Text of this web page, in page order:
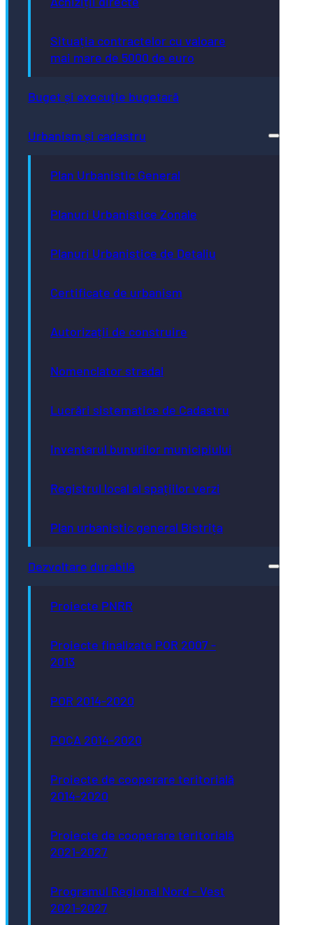
Situația contractelor cu valoare
mai mare de 5000 de euro
Buget și execuție bugetară
Urbanism și cadastru
Plan Urbanistic General
Planuri Urbanistice Zonale
Planuri Urbanistice de Detaliu
Certificate de urbanism
Autorizații de construire
Nomenclator stradal
Lucrări sistematice de Cadastru
Inventarul bunurilor municipiului
Registrul local al spațiilor verzi
Plan urbanistic general Bistrița
Dezvoltare durabilă
Proiecte PNRR
Proiecte finalizate POR 2007 -
2013
POR 2014-2020
POCA 2014-2020
Proiecte de cooperare teritorială
2014-2020
Proiecte de cooperare teritorială
2021-2027
Programul Regional Nord - Vest
2021-2027